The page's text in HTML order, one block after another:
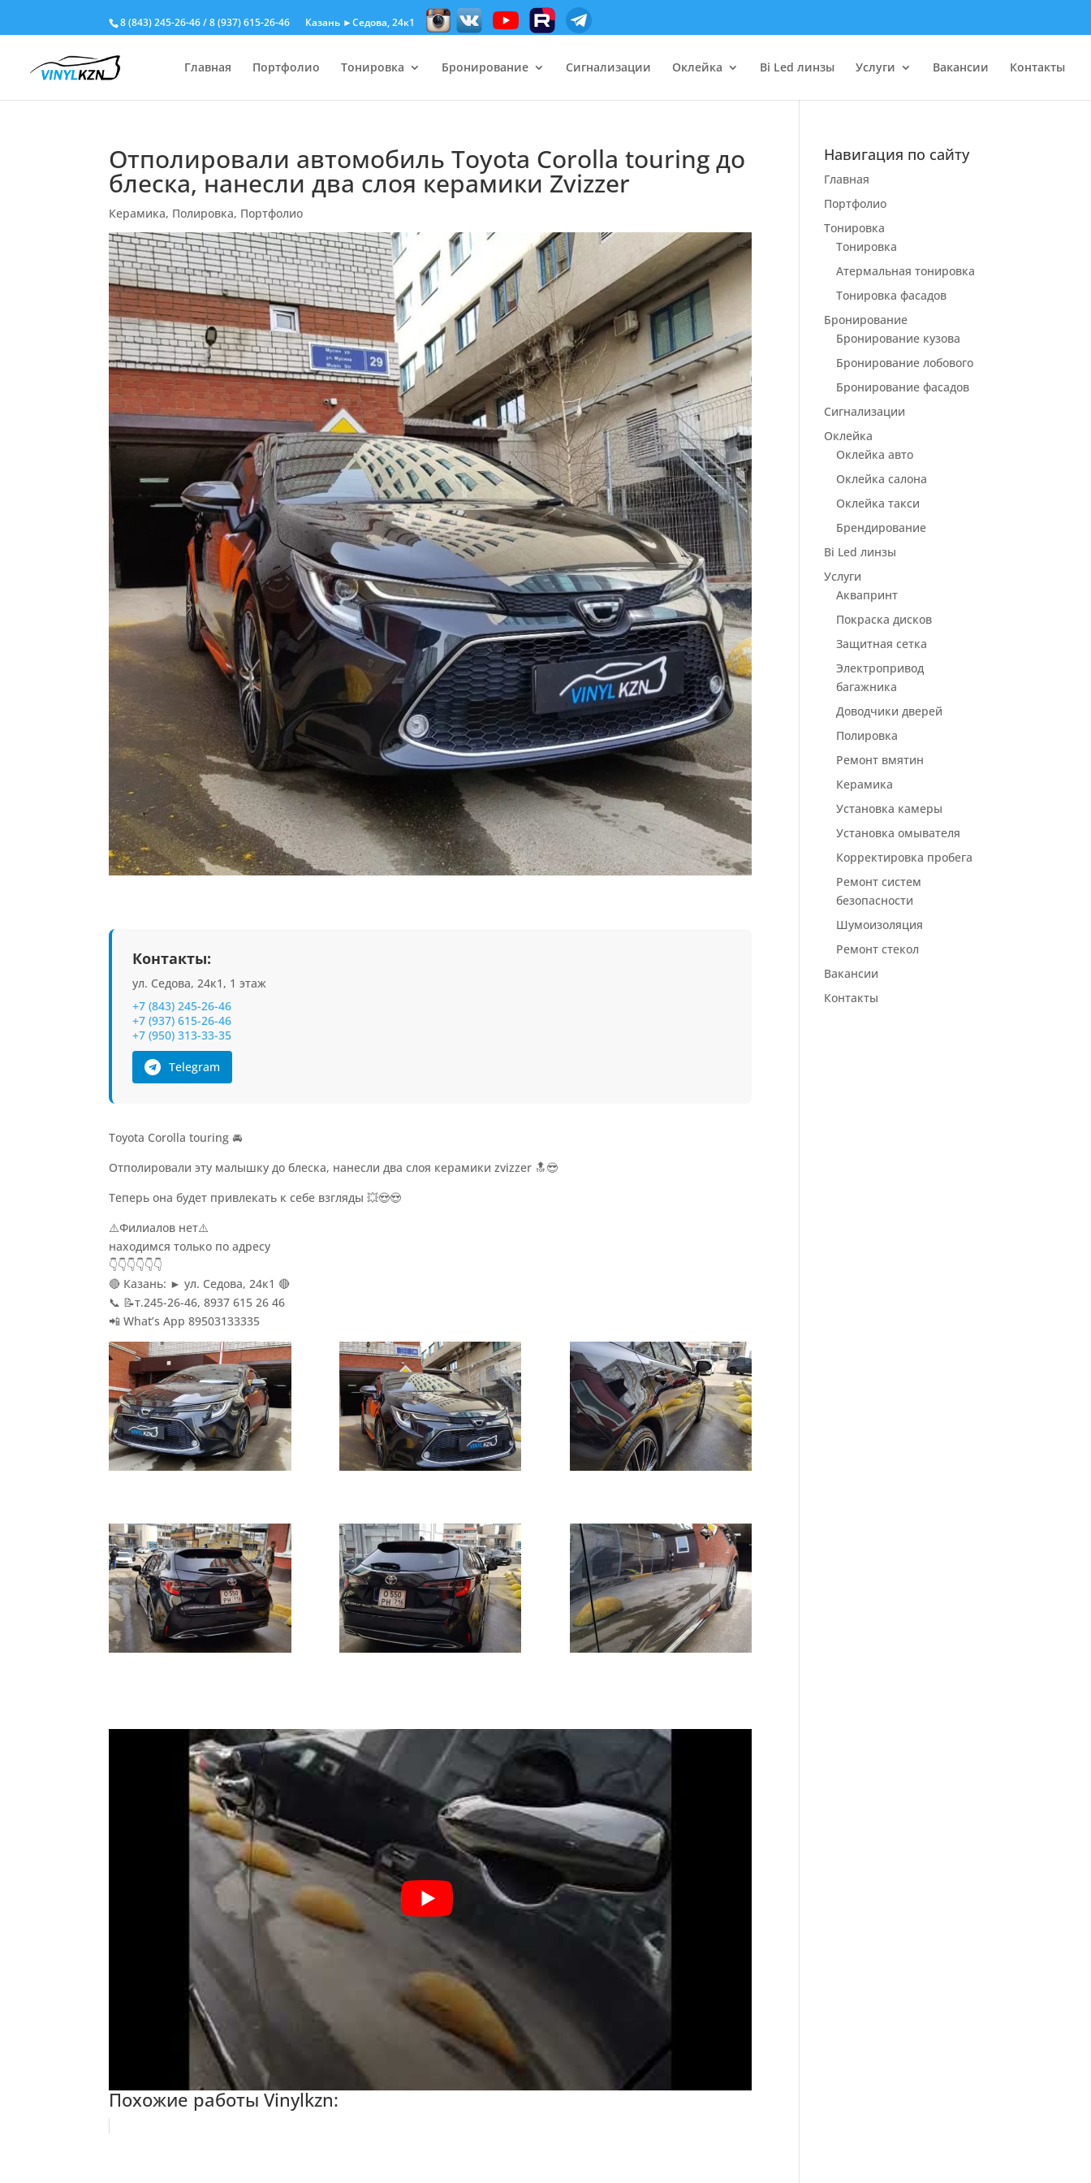
8 (843) 245-26-46/8 (937) 615-26-46 Казань ►Седова, 24к1
Главная Портфолио Тонировка Бронирование Сигнализации Оклейка Bi Led линзы Услуги Вакансии Контакты
Отполировали автомобиль Toyota Corolla touring до
блеска, нанесли два слоя керамики Zvizzer
Керамика, Полировка, Портфолио
Контакты:
ул. Седова, 24к1, 1 этаж
+7 (843) 245-26-46
+7 (937) 615-26-46
+7 (950) 313-33-35
Telegram
Toyota Corolla touring 🚘
Отполировали эту малышку до блеска, нанесли два слоя керамики zvizzer 🔝😎
Теперь она будет привлекать к себе взгляды 💥😍😍
⚠️Филиалов нет⚠️
находимся только по адресу
👇👇👇👇👇👇
🔴 Казань: ► ул. Седова, 24к1 🔴
📞 📝т.245-26-46, 8937 615 26 46
📲 What’s App 89503133335
Похожие работы Vinylkzn:
Навигация по сайту
Главная
Портфолио
Тонировка
Тонировка
Атермальная тонировка
Тонировка фасадов
Бронирование
Бронирование кузова
Бронирование лобового
Бронирование фасадов
Сигнализации
Оклейка
Оклейка авто
Оклейка салона
Оклейка такси
Брендирование
Bi Led линзы
Услуги
Аквапринт
Покраска дисков
Защитная сетка
Электропривод
багажника
Доводчики дверей
Полировка
Ремонт вмятин
Керамика
Установка камеры
Установка омывателя
Корректировка пробега
Ремонт систем
безопасности
Шумоизоляция
Ремонт стекол
Вакансии
Контакты